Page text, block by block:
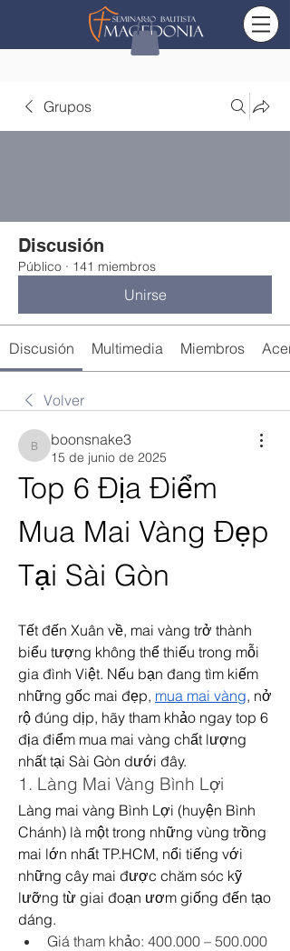
Grupos
Discusión
Público · 141 miembros
Unirse
Discusión Multimedia Miembros
Volver
boonsnake3
boonsnake3
15 de junio de 2025
Top 6 Địa Điểm
Mua Mai Vàng Đẹp
Tại Sài Gòn
Tết đến Xuân về, mai vàng trở thành
biểu tượng không thể thiếu trong mỗi
gia đình Việt. Nếu bạn đang tìm kiếm
những gốc mai đẹp, mua mai vàng, nở
rộ đúng dịp, hãy tham khảo ngay top 6
địa điểm mua mai vàng chất lượng
nhất tại Sài Gòn dưới đây.
1. Làng Mai Vàng Bình Lợi
Làng mai vàng Bình Lợi (huyện Bình
Chánh) là một trong những vùng trồng
mai lớn nhất TP.HCM, nổi tiếng với
những cây mai được chăm sóc kỹ
lưỡng từ giai đoạn ươm giống đến tạo
dáng.
Giá tham khảo: 400.000 – 500.000